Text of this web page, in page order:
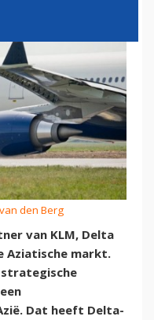
den Berg
van KLM, Delta
Aziatische markt.
Dat heeft Delta-